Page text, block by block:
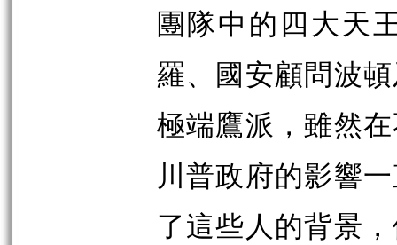
團隊中的四大天
羅、國安顧問波
極端鷹派，雖然
川普政府的影響
了這些人的背景